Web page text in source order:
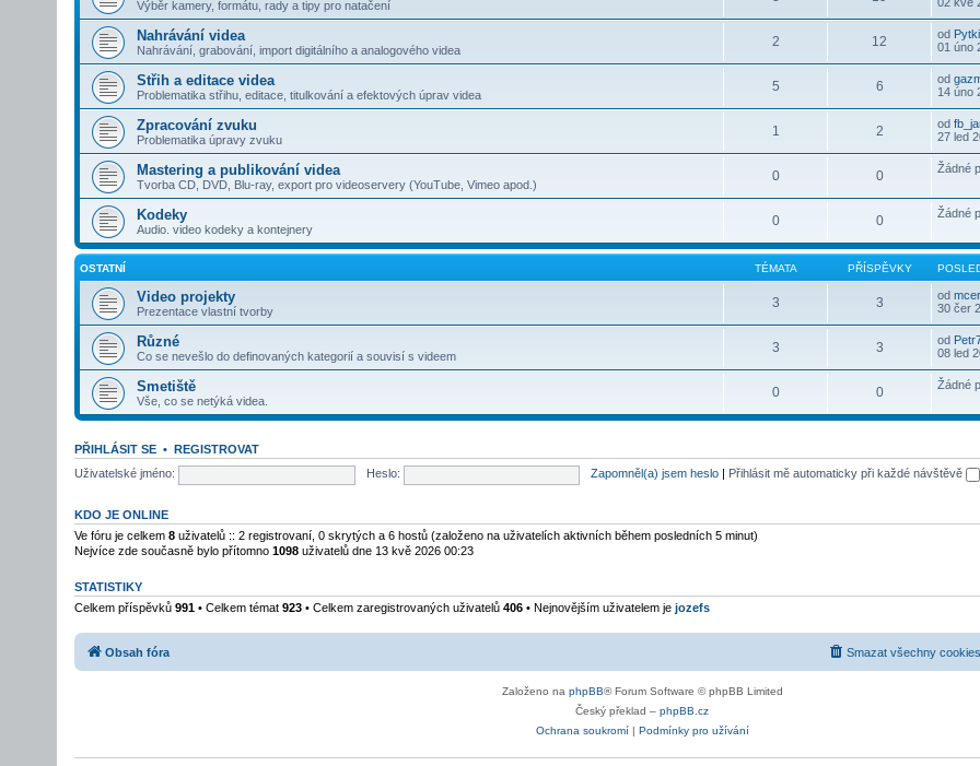
Výběr kamery, formátu, rady a tipy pro natačení
Nahrávání videa
Nahrávání, grabování, import digitálního a analogového videa
2 12 od
01 úno
Střih a editace videa
Problematika střihu, editace, titulkování a efektových úprav videa
5 6 od
14 úno
Zpracování zvuku
Problematika úpravy zvuku
1 2 od
27 led
Mastering a publikování videa
Tvorba CD, DVD, Blu-ray, export pro videoservery (YouTube, Vimeo apod.)
0 0 Žádné
Kodeky
Audio. video kodeky a kontejnery
0 0 Žádné
OSTATNÍ TÉMATA PŘÍSPĚVKY
Video projekty
Prezentace vlastní tvorby
3 3 od
30 čer
Různé
Co se nevešlo do definovaných kategorií a souvisí s videem
3 3 od
08 led
Smetiště
Vše, co se netýká videa.
0 0 Žádné
PŘIHLÁSIT SE • REGISTROVAT
Uživatelské jméno:
Heslo: Zapomněl(a) jsem heslo Přihlásit mě automaticky při každé návštěvě
KDO JE ONLINE
Ve fóru je celkem 8 uživatelů :: 2 registrovaní, 0 skrytých a 6 hostů (založeno na uživatelích aktivních během posledních 5 minut)
Nejvíce zde současně bylo přítomno 1098 uživatelů dne 13 kvě 2026 00:23
STATISTIKY
Celkem příspěvků 991 • Celkem témat 923 • Celkem zaregistrovaných uživatelů 406 • Nejnovějším uživatelem je jozefs
Obsah fóra Smazat všechny
Založeno na phpBB® Forum Software © phpBB Limited
Český překlad – phpBB.cz
Ochrana soukromí| Podmínky pro užívání